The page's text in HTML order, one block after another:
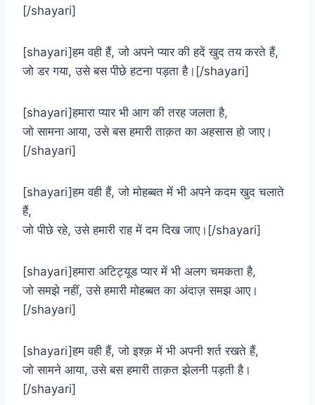
[/shayari]
[shayari]हम वही हैं, जो अपने प्यार की हदें खुद तय करते हैं,
जो डर गया, उसे बस पीछे हटना पड़ता है।[/shayari]
[shayari]हमारा प्यार भी आग की तरह जलता है,
जो सामना आया, उसे बस हमारी ताक़त का अहसास हो जाए।
[/shayari]
[shayari]हम वही हैं, जो मोहब्बत में भी अपने कदम खुद चलाते
हैं,
जो पीछे रहे, उसे हमारी राह में दम दिख जाए।[/shayari]
[shayari]हमारा अटिट्यूड प्यार में भी अलग चमकता है,
जो समझे नहीं, उसे हमारी मोहब्बत का अंदाज़ समझ आए।
[/shayari]
[shayari]हम वही हैं, जो इश्क़ में भी अपनी शर्त रखते हैं,
जो सामने आया, उसे बस हमारी ताक़त झेलनी पड़ती है।
[/shayari]